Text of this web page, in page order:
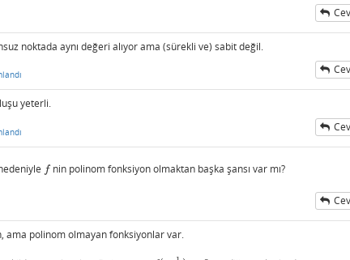
noktada aynı değeri alıyor ama (sürekli ve) sabit değil.
yeterli.
f
f nin polinom fonksiyon olmaktan başka şansı var mı?
ama polinom olmayan fonksiyonlar var.